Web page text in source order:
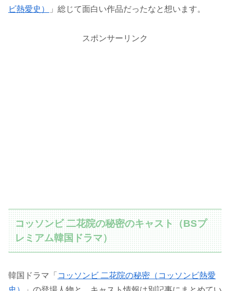
ビ熱愛史）
」総じて面白い作品だったなと想います。
スポンサーリンク
コッソンビ 二花院の秘密のキャスト（BSプ
レミアム韓国ドラマ）
韓国ドラマ「 コッソンビ 二花院の秘密（コッソンビ熱愛